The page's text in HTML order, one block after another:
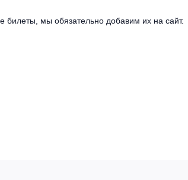
билеты, мы обязательно добавим их на сайт.